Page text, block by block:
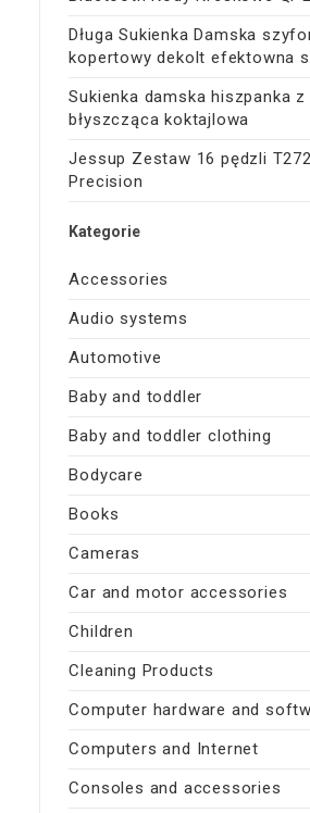
Długa Sukienka Damska
kopertowy dekolt efektowna
Sukienka damska hiszpanka
błyszcząca koktajlowa
Jessup Zestaw 16 pędzli
Precision
Kategorie
Accessories
Audio systems
Automotive
Baby and toddler
Baby and toddler clothing
Bodycare
Books
Cameras
Car and motor accessories
Children
Cleaning Products
Computer hardware and
Computers and Internet
Consoles and accessories